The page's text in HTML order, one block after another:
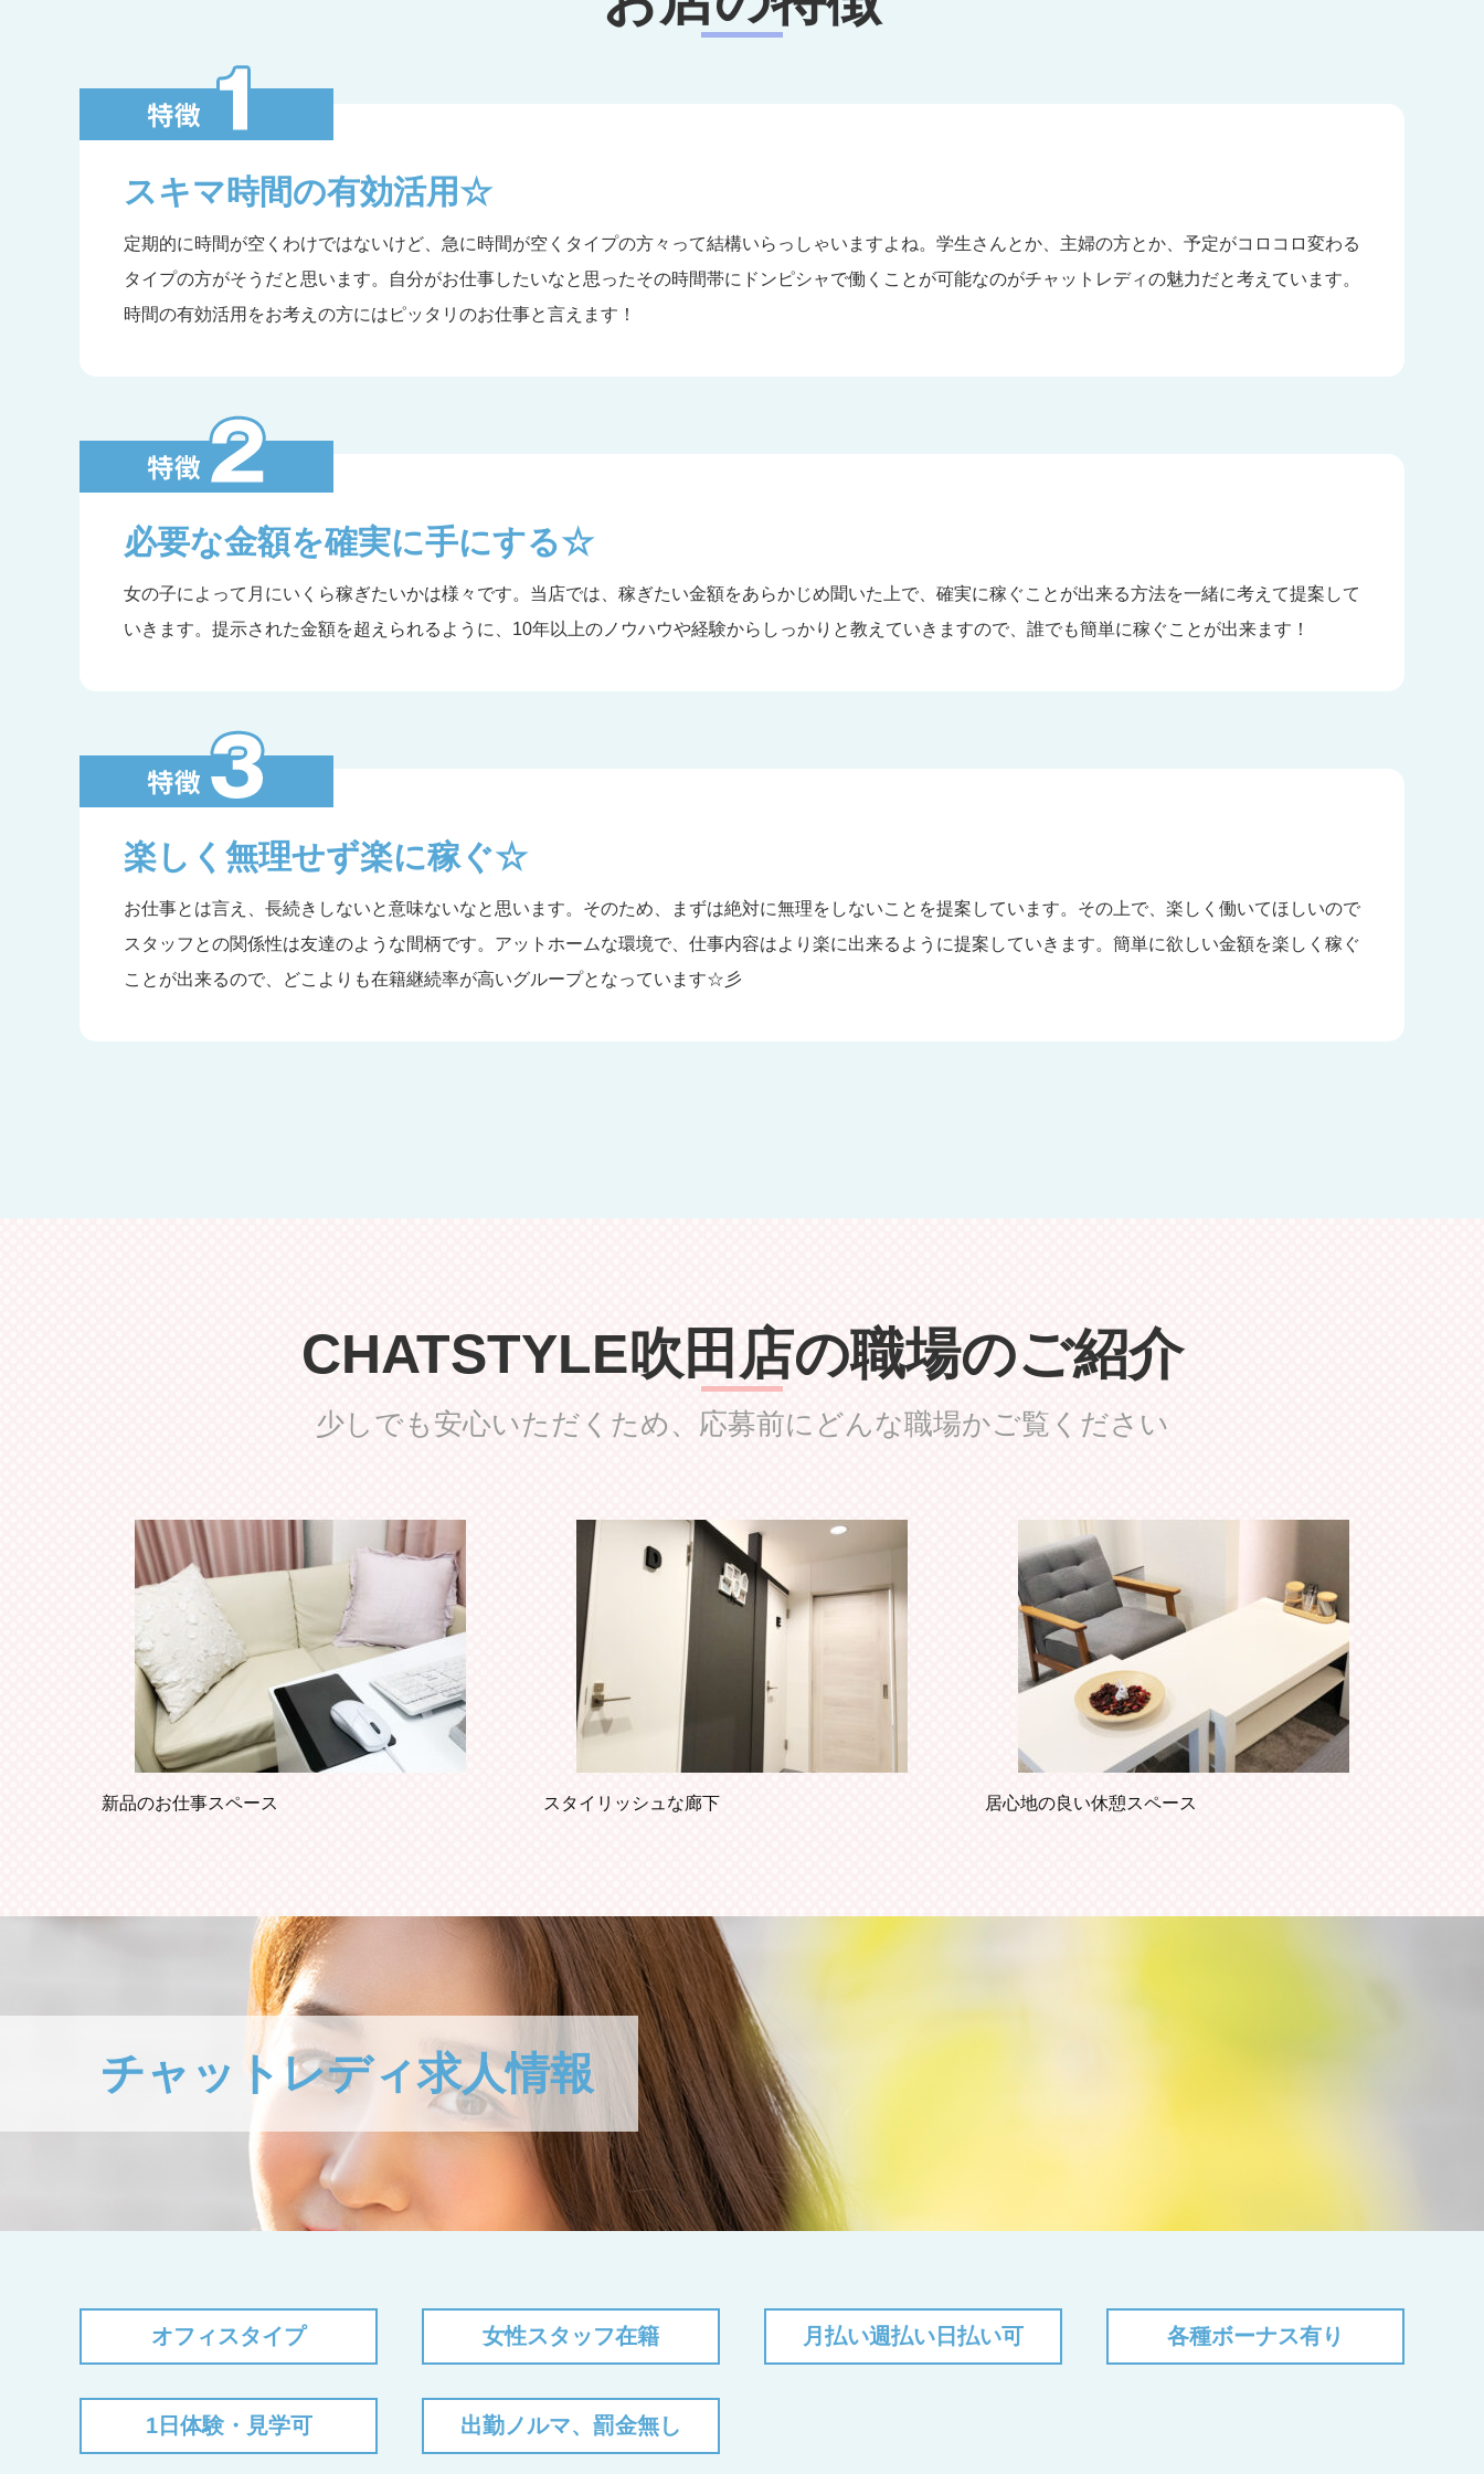
スキマ時間の有効活用☆
定期的に時間が空くわけではないけど、急に時間が空くタイプの方々って結構いらっしゃいますよね。学生さんとか、主婦の方とか、予定がコロコロ変わる
タイプの方がそうだと思います。自分がお仕事したいなと思ったその時間帯にドンピシャで働くことが可能なのがチャットレディの魅力だと考えています。
時間の有効活用をお考えの方にはピッタリのお仕事と言えます！
必要な金額を確実に手にする☆
女の子によって月にいくら稼ぎたいかは様々です。当店では、稼ぎたい金額をあらかじめ聞いた上で、確実に稼ぐことが出来る方法を一緒に考えて提案して
いきます。提示された金額を超えられるように、10年以上のノウハウや経験からしっかりと教えていきますので、誰でも簡単に稼ぐことが出来ます！
楽しく無理せず楽に稼ぐ☆
お仕事とは言え、長続きしないと意味ないなと思います。そのため、まずは絶対に無理をしないことを提案しています。その上で、楽しく働いてほしいので
スタッフとの関係性は友達のような間柄です。アットホームな環境で、仕事内容はより楽に出来るように提案していきます。簡単に欲しい金額を楽しく稼ぐ
ことが出来るので、どこよりも在籍継続率が高いグループとなっています☆彡
CHATSTYLE吹田店の職場のご紹介
少しでも安心いただくため、応募前にどんな職場かご覧ください
新品のお仕事スペース スタイリッシュな廊下 居心地の良い休憩スペース
チャットレディ求人情報
オフィスタイプ 女性スタッフ在籍 月払い週払い日払い可 各種ボーナス有り
1日体験・見学可 出勤ノルマ、罰金無し